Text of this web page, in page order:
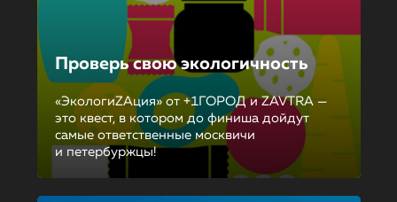
Проверь свою экологичность
«ЭкологиZAция» от +1ГОРОД и ZAVTRA —
это квест, в котором до финиша дойдут
самые ответственные москвичи
и петербуржцы!